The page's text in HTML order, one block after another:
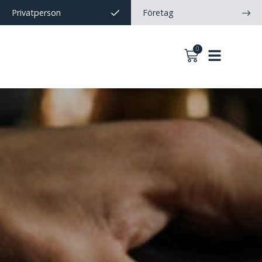
Privatperson Företag
0